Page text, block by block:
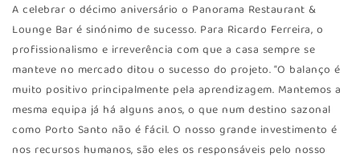
A celebrar o décimo aniversário o Panorama Restaurant &
Lounge Bar é sinónimo de sucesso. Para Ricardo Ferreira, o
profissionalismo e irreverência com que a casa sempre se
manteve no mercado ditou o sucesso do projeto. “O balanço é
muito positivo principalmente pela aprendizagem. Mantemos a
mesma equipa já há alguns anos, o que num destino sazonal
como Porto Santo não é fácil. O nosso grande investimento é
nos recursos humanos, são eles os responsáveis pelo nosso